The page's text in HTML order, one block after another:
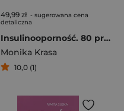
49,99 zł - sugerowana cena
detaliczna
Insulinooporność. 80 przepisów na pyszne i zdrowe dania wyd. 2026
Monika Krasa
10,0 (1)